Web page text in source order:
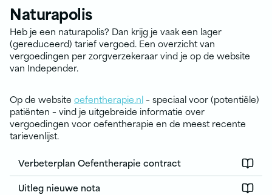
Naturapolis
Heb je een naturapolis? Dan krijg je vaak een lager
(gereduceerd) tarief vergoed. Een overzicht van
vergoedingen per zorgverzekeraar vind je op de website
van Independer.
Op de website oefentherapie.nl– speciaal voor (potentiële)
patiënten – vind je uitgebreide informatie over
vergoedingen voor oefentherapie en de meest recente
tarievenlijst.
Verbeterplan Oefentherapie contract
Uitleg nieuwe nota